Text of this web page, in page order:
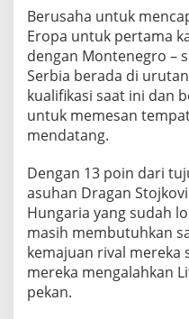
9
N
o
v
e
m
b
2
0
2
3
Berusaha untuk
Eropa untuk pertama
dengan Montenegro –
Serbia berada di
kualifikasi saat ini dan
untuk memesan
mendatang.
Dengan 13 poin dari
asuhan Dragan
Hungaria yang sudah
masih membutuhkan
kemajuan rival
mereka mengalahkan
pekan.